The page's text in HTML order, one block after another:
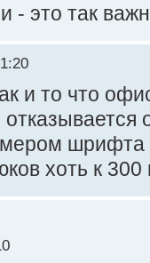
- это так
и то что
шрифта
хоть к 300